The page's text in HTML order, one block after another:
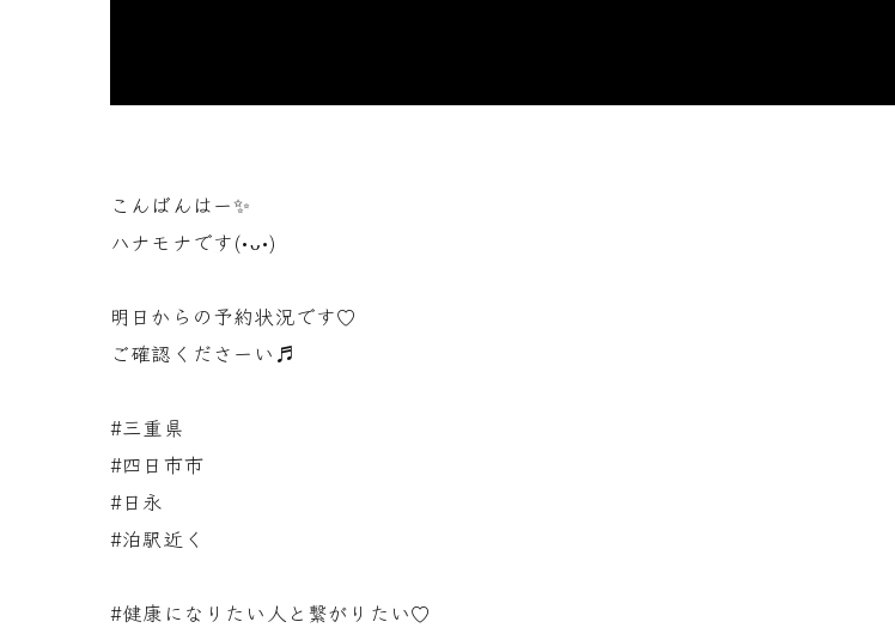
こんばんはー✨
ハナモナです(•ᴗ•)
明日からの予約状況です♡
ご確認くださーい♬
#三重県
#四日市市
#日永
#泊駅近く
#健康になりたい人と繋がりたい♡